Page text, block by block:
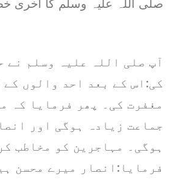
صلی اللہ علیہ وسلم کا آخری
آپ صلی اللہ علیہ وسلم نے
کی:اس کے بعد احد والوں کے
مغفرت کی۔ پھر فرمایا کہ
جماعت زیادہ ہوگی اور
ہوگی۔ مہاجرین کو مخاطب
فرمایا:انصار میرے محسن